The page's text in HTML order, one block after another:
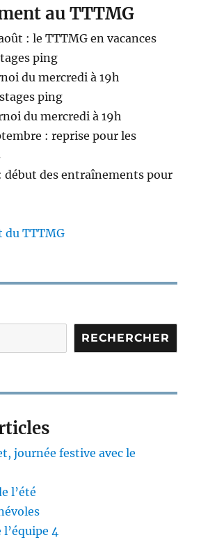
E
au TTTMG
: le TTTMG en vacances
ping
du mercredi à 19h
ping
du mercredi à 19h
: reprise pour les
début des entraînements pour
du TTTMG
RECHERCHER
journée festive avec le
l’été
l’équipe 4